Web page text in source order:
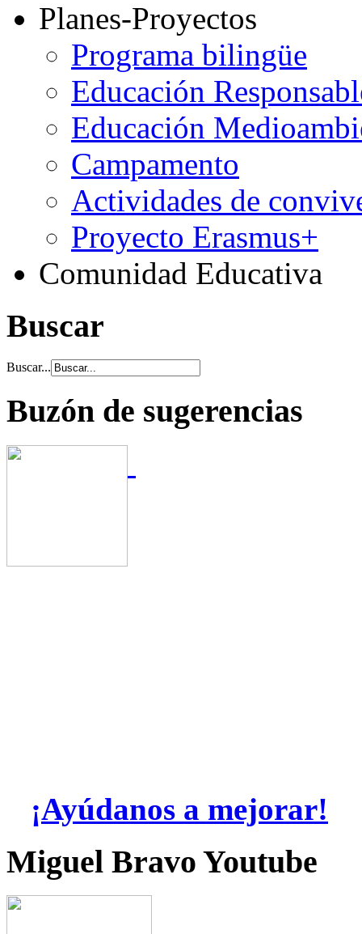
Planes-Proyectos
Programa bilingüe
Educación
Educación
Campamento
Actividades de
Proyecto Erasmus+
Comunidad Educativa
Buscar
Buscar...
Buzón de sugerencias
¡Ayúdanos a mejorar!
Miguel Bravo Youtube